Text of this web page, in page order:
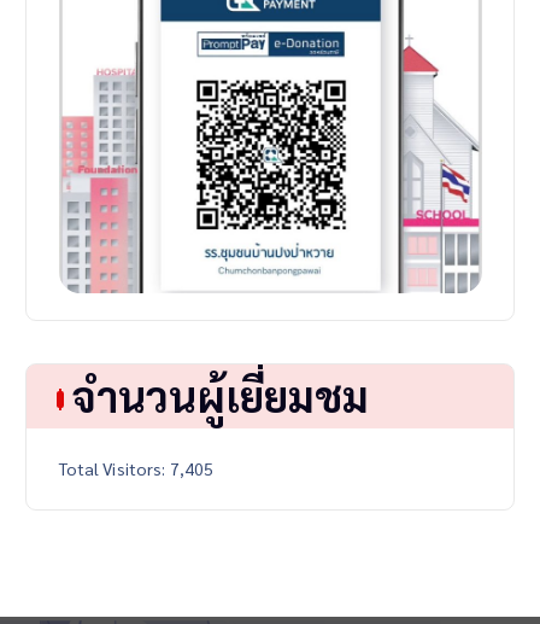
จำนวนผู้เยี่ยมชม
Total Visitors: 7,405